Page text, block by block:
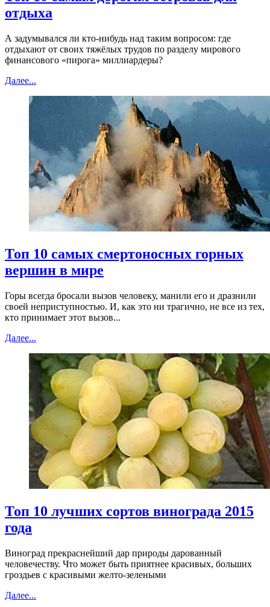
отдыха
А задумывался ли кто-нибудь над таким вопросом: где
отдыхают от своих тяжёлых трудов по разделу мирового
финансового «пирога» миллиардеры?
Далее...
Топ 10 самых смертоносных горных
вершин в мире
Горы всегда бросали вызов человеку, манили его и дразнили
своей неприступностью. И, как это ни трагично, не все из тех,
кто принимает этот вызов...
Далее...
Топ 10 лучших сортов винограда 2015
года
Виноград прекраснейший дар природы дарованный
человечеству. Что может быть приятнее красивых, больших
гроздьев с красивыми желто-зелеными
Далее...